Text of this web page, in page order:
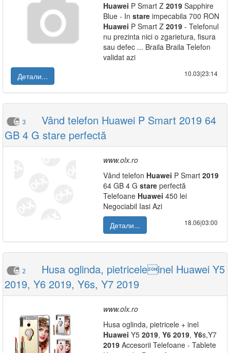
Huawei P Smart Z 2019 Sapphire
Blue - In stare impecabila 700 RON
Huawei P Smart Z 2019 - Telefonul
nu prezinta nici o zgarietura, fisura
sau defec ... Braila Braila Telefon
validat azi
Детали...
10.03|23:14
3
Vând telefon Huawei P Smart 2019 64
GB 4 G stare perfectă
www.olx.ro
Vând telefon Huawei P Smart 2019
64 GB 4 G stare perfectă
Telefoane Huawei 450 lei
Negociabil Iasi Azi
Детали...
18.06|03:00
2
Husa oglinda, pietriceleinel Huawei Y5
2019, Y6 2019, Y6s, Y7 2019
www.olx.ro
Husa oglinda, pietricele + inel
Huawei Y5 2019, Y6 2019, Y6s,Y7
2019 Accesorii Telefoane - Tablete